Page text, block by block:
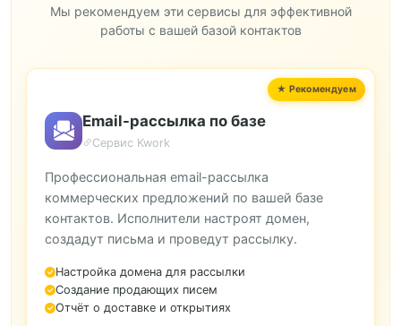
Мы рекомендуем эти сервисы для эффективной
работы с вашей базой контактов
Email-рассылка по базе
Сервис Kwork
Профессиональная email-рассылка
коммерческих предложений по вашей базе
контактов. Исполнители настроят домен,
создадут письма и проведут рассылку.
Настройка домена для рассылки
Создание продающих писем
Отчёт о доставке и открытиях